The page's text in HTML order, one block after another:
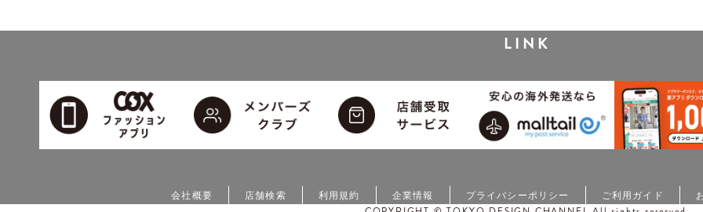
LINK
会社概要 店舗検索 利用規約 企業情報 プライバシーポリシー ご利用ガイド